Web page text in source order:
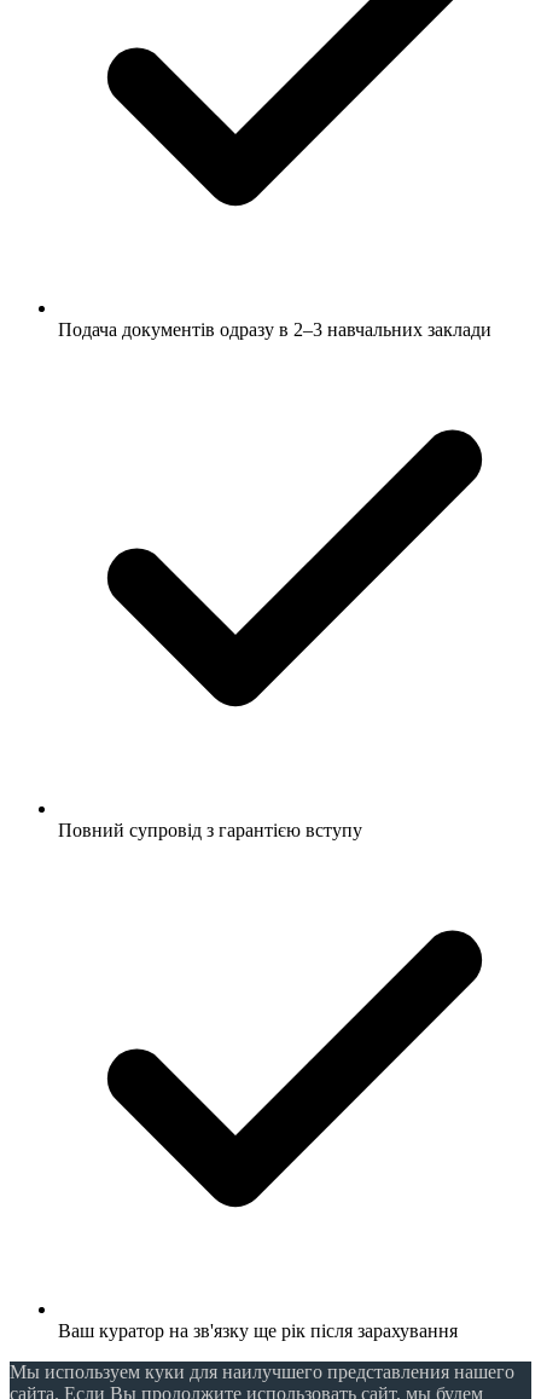
Подача документів одразу в 2–3 навчальних заклади
Повний супровід з гарантією вступу
Ваш куратор на зв'язку ще рік після зарахування
Мы используем куки для наилучшего представления нашего
сайта. Если Вы продолжите использовать сайт, мы будем